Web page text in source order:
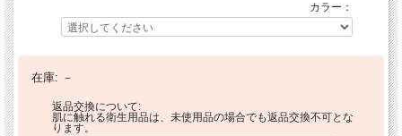
カラー：
在庫: －
返品交換について:
肌に触れる衛生用品は、未使用品の場合でも返品交換不可とな
ります。